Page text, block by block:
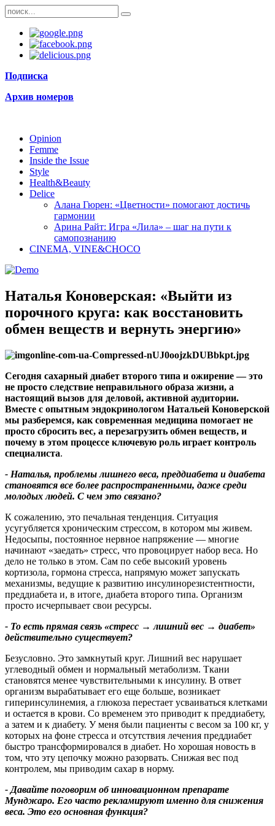
Подписка
Архив номеров
Opinion
Femme
Inside the Issue
Style
Health&Beauty
Delice
Алана Гюрен: «Цветности» помогают достичь
гармонии
Арина Райт: Игра «Лила» – шаг на пути к
самопознанию
CINEMA, VINE&CHOCO
Наталья Коноверская: «Выйти из
порочного круга: как восстановить
обмен веществ и вернуть энергию»
Сегодня сахарный диабет второго типа и ожирение — это
не просто следствие неправильного образа жизни, а
настоящий вызов для деловой, активной аудитории.
Вместе с опытным эндокринологом Натальей Коноверской
мы разберемся, как современная медицина помогает не
просто сбросить вес, а перезагрузить обмен веществ, и
почему в этом процессе ключевую роль играет контроль
специалиста.
- Наталья, проблемы лишнего веса, преддиабета и диабета
становятся все более распространенными, даже среди
молодых людей. С чем это связано?
К сожалению, это печальная тенденция. Ситуация
усугубляется хроническим стрессом, в котором мы живем.
Недосыпы, постоянное нервное напряжение — многие
начинают «заедать» стресс, что провоцирует набор веса. Но
дело не только в этом. Сам по себе высокий уровень
кортизола, гормона стресса, напрямую может запускать
механизмы, ведущие к развитию инсулинорезистентности,
преддиабета и, в итоге, диабета второго типа. Организм
просто исчерпывает свои ресурсы.
- То есть прямая связь «стресс → лишний вес → диабет»
действительно существует?
Безусловно. Это замкнутый круг. Лишний вес нарушает
углеводный обмен и нормальный метаболизм. Ткани
становятся менее чувствительными к инсулину. В ответ
организм вырабатывает его еще больше, возникает
гиперинсулинемия, а глюкоза перестает усваиваться клетками
и остается в крови. Со временем это приводит к преддиабету,
а затем и к диабету. У меня были пациенты с весом за 100 кг, у
которых на фоне стресса и отсутствия лечения преддиабет
быстро трансформировался в диабет. Но хорошая новость в
том, что эту цепочку можно разорвать. Снижая вес под
контролем, мы приводим сахар в норму.
- Давайте поговорим об инновационном препарате
Мунджаро. Его часто рекламируют именно для снижения
веса. Это его основная функция?